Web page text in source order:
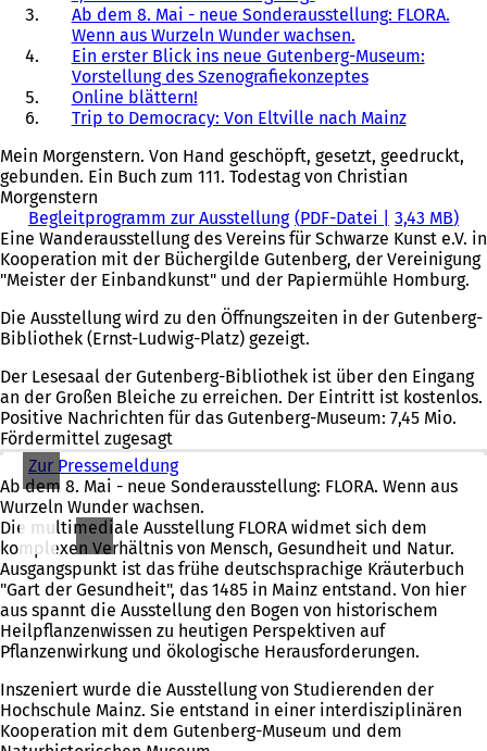
Ab dem 8. Mai - neue Sonderausstellung: FLORA.
Wenn aus Wurzeln Wunder wachsen.
Ein erster Blick ins neue Gutenberg-Museum:
Vorstellung des Szenografiekonzeptes
Online blättern!
Trip to Democracy: Von Eltville nach Mainz
Mein Morgenstern. Von Hand geschöpft, gesetzt, geedruckt,
gebunden. Ein Buch zum 111. Todestag von Christian
Morgenstern
Begleitprogramm zur Ausstellung PDF-Datei
3,43 MB
Eine Wanderausstellung des Vereins für Schwarze Kunst e.V. in
Kooperation mit der Büchergilde Gutenberg, der Vereinigung
"Meister der Einbandkunst" und der Papiermühle Homburg.
Die Ausstellung wird zu den Öffnungszeiten in der Gutenberg-
Bibliothek (Ernst-Ludwig-Platz) gezeigt.
Der Lesesaal der Gutenberg-Bibliothek ist über den Eingang
an der Großen Bleiche zu erreichen. Der Eintritt ist kostenlos.
Positive Nachrichten für das Gutenberg-Museum: 7,45 Mio.
Fördermittel zugesagt
Zur Pressemeldung(
Ö
f
f
n
e
t
i
n
e
n
e
m
Ab dem 8. Mai - neue Sonderausstellung: FLORA. Wenn aus
Wurzeln Wunder wachsen.
Die multimediale Ausstellung FLORA widmet sich dem
komplexen Verhältnis von Mensch, Gesundheit und Natur.
Ausgangspunkt ist das frühe deutschsprachige Kräuterbuch
"Gart der Gesundheit", das 1485 in Mainz entstand. Von hier
aus spannt die Ausstellung den Bogen von historischem
Heilpflanzenwissen zu heutigen Perspektiven auf
Pflanzenwirkung und ökologische Herausforderungen.
Inszeniert wurde die Ausstellung von Studierenden der
Hochschule Mainz. Sie entstand in einer interdisziplinären
Kooperation mit dem Gutenberg-Museum und dem